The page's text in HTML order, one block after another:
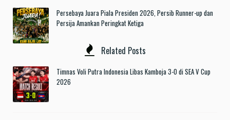
Persebaya Juara Piala Presiden 2026, Persib Runner-up dan
Persija Amankan Peringkat Ketiga
Related Posts
Timnas Voli Putra Indonesia Libas Kamboja 3-0 di SEA V Cup
2026